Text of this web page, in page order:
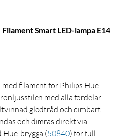
Smart LED-lampa E14
med filament för Philips Hue-
med alla fördelar
glödtråd och dimbart
och dimras direkt via
Hue-brygga (50840) för full